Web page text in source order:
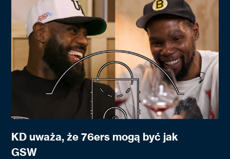
KD uważa, że 76ers mogą być jak
GSW